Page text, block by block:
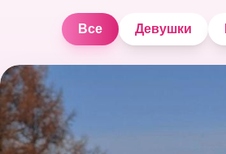
Все Девушки